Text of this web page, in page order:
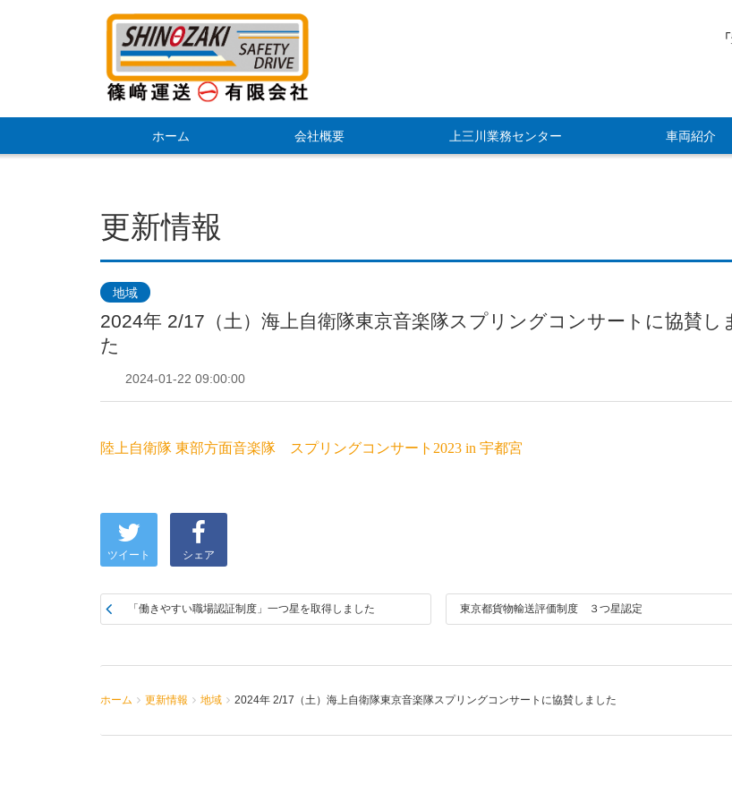
ホーム 会社概要 上三川業務センター 車両紹介
更新情報
地域
2024年 2/17（土）海上自衛隊東京音楽隊スプリングコンサートに協賛し
た
2024-01-22 09:00:00
陸上自衛隊 東部方面音楽隊 スプリングコンサート2023 in 宇都宮
ツイート シェア
東京都貨物輸送評価制度 ３つ星認定
「働きやすい職場認証制度」一つ星を取得しました
ホーム 更新情報 地域 2024年 2/17（土）海上自衛隊東京音楽隊スプリングコンサートに協賛しました